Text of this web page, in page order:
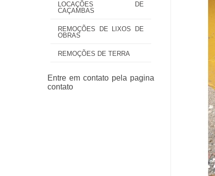
LOCAÇÕES DE
CAÇAMBAS
REMOÇÕES DE LIXOS DE
OBRAS
REMOÇÕES DE TERRA